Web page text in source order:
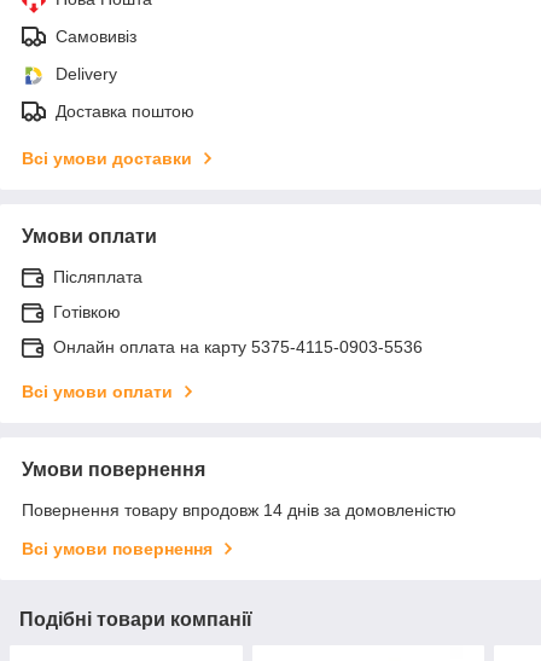
Самовивіз
Delivery
Доставка поштою
Всі умови доставки
Умови оплати
Післяплата
Готівкою
Онлайн оплата на карту 5375-4115-0903-5536
Всі умови оплати
Умови повернення
Повернення товару впродовж 14 днів за домовленістю
Всі умови повернення
Подібні товари компанії